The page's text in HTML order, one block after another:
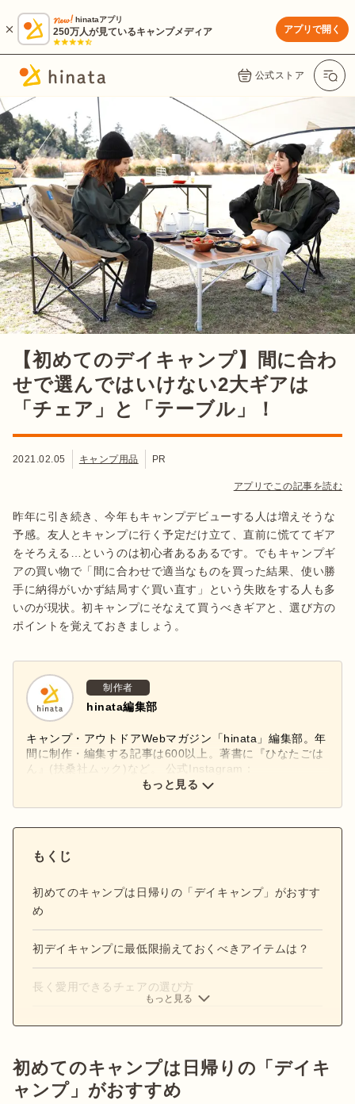
hinataアプリ
250万人が見ているキャンプメディア アプリで開く
公式ストア
【初めてのデイキャンプ】間に合わ
せで選んではいけない2大ギアは
「チェア」と「テーブル」！
2021.02.05 キャンプ用品 PR
アプリでこの記事を読む
昨年に引き続き、今年もキャンプデビューする人は増えそうな
予感。友人とキャンプに行く予定だけ立て、直前に慌ててギア
をそろえる…というのは初心者あるあるです。でもキャンプギ
アの買い物で「間に合わせで適当なものを買った結果、使い勝
手に納得がいかず結局すぐ買い直す」という失敗をする人も多
いのが現状。初キャンプにそなえて買うべきギアと、選び方の
ポイントを覚えておきましょう。
制作者
hinata編集部
キャンプ・アウトドアWebマガジン「hinata」編集部。年
間に制作・編集する記事は600以上。著書に『ひなたごは
ん』(扶桑社ムック)など。 公式Instagram：
もっと見る
もくじ
初めてのキャンプは日帰りの「デイキャンプ」がおすす
め
初デイキャンプに最低限揃えておくべきアイテムは？
長く愛用できるチェアの選び方
もっと見る
初めてのキャンプは日帰りの「デイキ
ャンプ」がおすすめ